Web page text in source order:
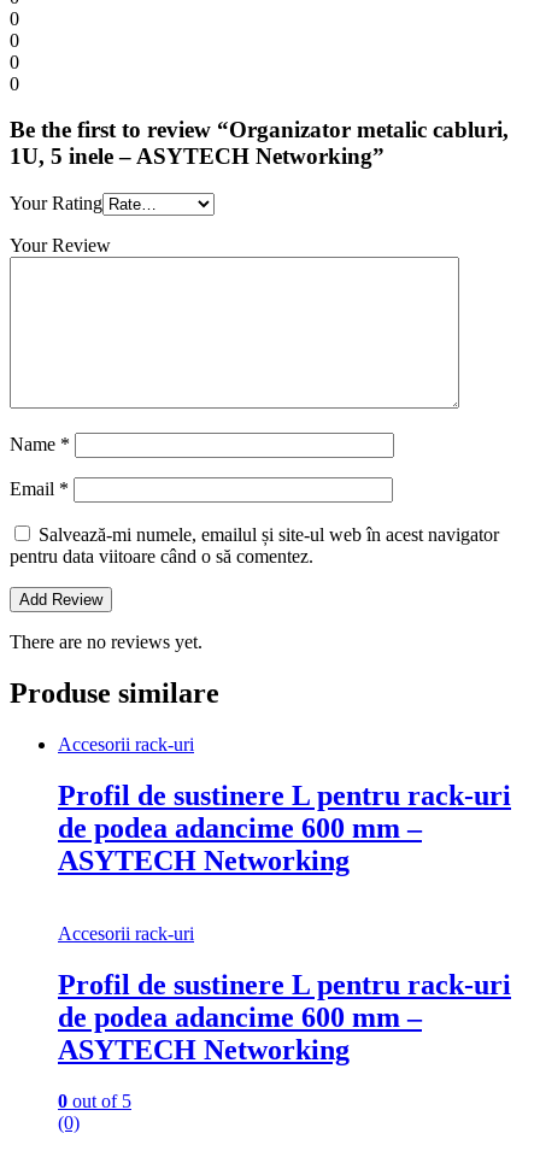
0
0
0
0
Be the first to review “Organizator metalic cabluri,
1U, 5 inele – ASYTECH Networking”
Your Rating
Your Review
Name *
Email *
Salvează-mi numele, emailul și site-ul web în acest navigator
pentru data viitoare când o să comentez.
There are no reviews yet.
Produse similare
Accesorii rack-uri
Profil de sustinere L pentru rack-uri
de podea adancime 600 mm –
ASYTECH Networking
Accesorii rack-uri
Profil de sustinere L pentru rack-uri
de podea adancime 600 mm –
ASYTECH Networking
0 out of 5
(0)